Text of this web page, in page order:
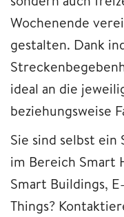
Wochenende
gestalten. Dank
ideal an die
beziehungsweise
Sie sind selbst
im Bereich Smart
Smart Buildings,
Things?